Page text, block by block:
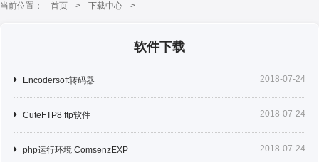
当前位置： 首页 > 下载中心 >
软件下载
Encodersoft转码器 2018-07-24
CuteFTP8 ftp软件 2018-07-24
php运行环境 ComsenzEXP 2018-07-24